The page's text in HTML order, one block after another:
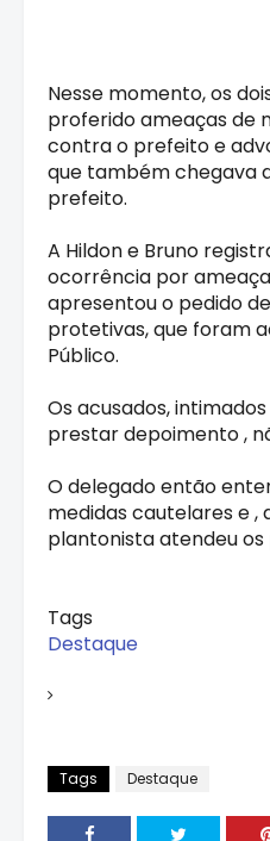
Nesse momento, os
proferido ameaças de
contra o prefeito e
que também chegava
prefeito.
A Hildon e Bruno
ocorrência por
apresentou o pedido
protetivas, que foram
Público.
Os acusados,
prestar depoimento ,
O delegado então
medidas cautelares e ,
plantonista atendeu os
Tags
Destaque
Tags Destaque